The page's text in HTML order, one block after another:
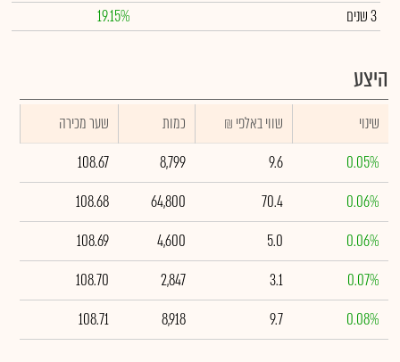
3 שנים
19.15%
היצע
שינוי ₪ שווי באלפי כמות
שער מכירה
0.05%
9.6
8,799
108.67
0.06%
70.4
64,800
108.68
0.06%
5.0
4,600
108.69
0.07%
3.1
2,847
108.70
0.08%
9.7
8,918
108.71